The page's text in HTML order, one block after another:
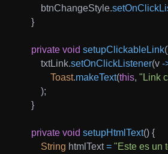
        btnChangeStyle
.
}
private void setupClickableLink(
        txtLink
.setOnClickListener(v -
Toast.makeText(this, "Link
);
}
private void setupHtmlText() {
String htmlText = "Este es un